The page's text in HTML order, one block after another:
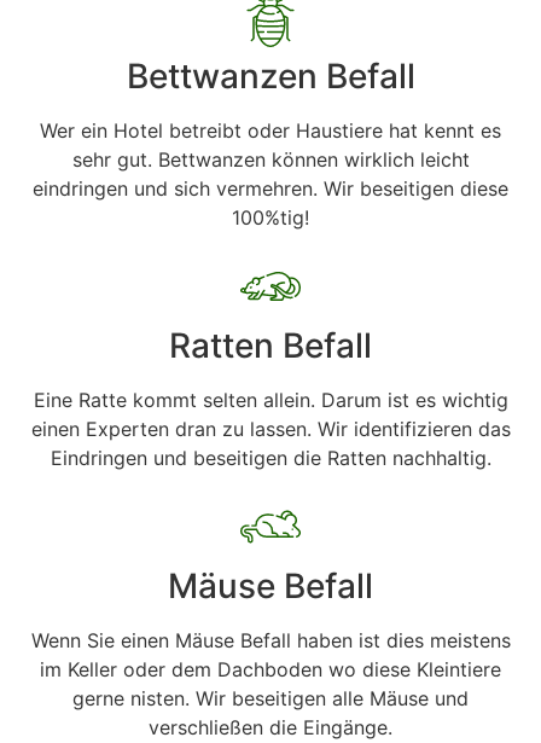
Bettwanzen Befall
Wer ein Hotel betreibt oder Haustiere hat kennt es
sehr gut. Bettwanzen können wirklich leicht
eindringen und sich vermehren. Wir beseitigen diese
100%tig!
Ratten Befall
Eine Ratte kommt selten allein. Darum ist es wichtig
einen Experten dran zu lassen. Wir identifizieren das
Eindringen und beseitigen die Ratten nachhaltig.
Mäuse Befall
Wenn Sie einen Mäuse Befall haben ist dies meistens
im Keller oder dem Dachboden wo diese Kleintiere
gerne nisten. Wir beseitigen alle Mäuse und
verschließen die Eingänge.